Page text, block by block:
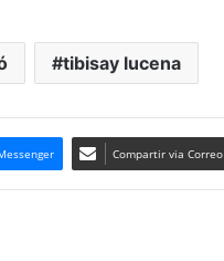
tibisay lucena
Compartir via Correo